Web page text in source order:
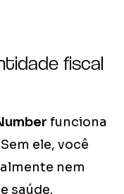
fiscal
funciona
ele, você
nem
saúde.